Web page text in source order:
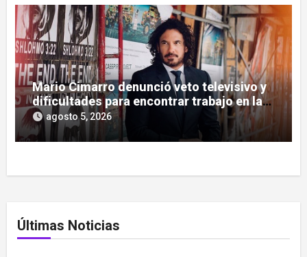
Mario Cimarro denunció veto televisivo y
dificultades para encontrar trabajo en la
actuación
agosto 5, 2026
Últimas Noticias